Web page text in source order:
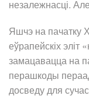
незалежнасці.
Яшчэ на пачатку
еўрапейскіх эліт
замацавацца на
перашкоды
досведу для